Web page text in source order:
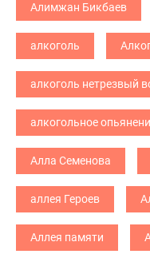
Алимжан Бикбаев
алкоголь
алкоголь нетрезвый
алкогольное
Алла Семенова
аллея Героев
Аллея памяти